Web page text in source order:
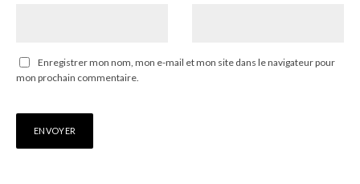
Enregistrer mon nom, mon e-mail et mon site dans le navigateur pour
mon prochain commentaire.